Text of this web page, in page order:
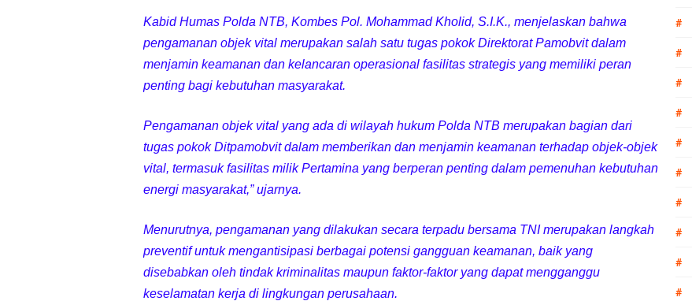
Kapolda NTB Sambut Kontingen Peraih Juara III Badminton Kapolri Cup 2026
Polda NTB Perkuat Upaya Cegah Gangguan Kamtibmas Lewat Patroli
Kapolsek Lingsar Apresiasi Relawan Evakuasi Wisatawan Berikan HT
Semarak HUT RI ke-81, Polsek Mataram Bagikan Bendera Merah Putih
Kapolsek Gunungsari Resmi Diganti ,AKP Imran Rosyadi, S.H. Siap Melanjukan
Kabid Humas Polda NTB, Kombes Pol. Mohammad Kholid, S.I.K., menjelaskan bahwa
pengamanan objek vital merupakan salah satu tugas pokok Direktorat Pamobvit dalam
menjamin keamanan dan kelancaran operasional fasilitas strategis yang memiliki peran
penting bagi kebutuhan masyarakat.
Pengamanan objek vital yang ada di wilayah hukum Polda NTB merupakan bagian dari
tugas pokok Ditpamobvit dalam memberikan dan menjamin keamanan terhadap objek-objek
vital, termasuk fasilitas milik Pertamina yang berperan penting dalam pemenuhan kebutuhan
energi masyarakat,” ujarnya.
Menurutnya, pengamanan yang dilakukan secara terpadu bersama TNI merupakan langkah
preventif untuk mengantisipasi berbagai potensi gangguan keamanan, baik yang
disebabkan oleh tindak kriminalitas maupun faktor-faktor yang dapat mengganggu
keselamatan kerja di lingkungan perusahaan.
#
#
#
#
#
#
#
#
#
#